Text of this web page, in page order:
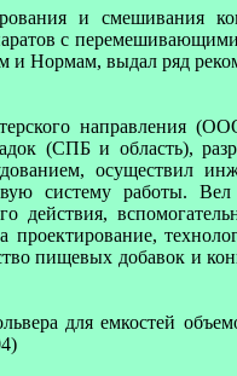
и смешивания
с
и Нормам, выдал ряд
направления
(СПБ и область),
осуществил
систему работы. Вел
пищевых добавок и
для емкостей